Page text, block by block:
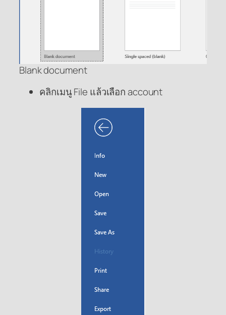
Blank document
คลิกเมนู File แล้วเลือก account